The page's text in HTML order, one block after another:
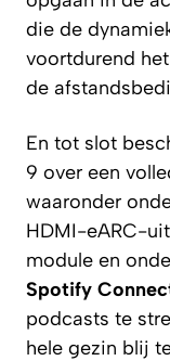
die de
voortdurend
de
En tot slot
9 over een
waaronder
HDMI-eARC-
module en
Spotify
podcasts te
hele gezin blij